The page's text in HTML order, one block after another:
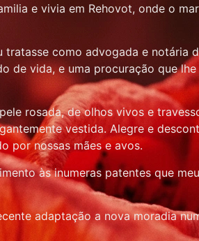
e vivia em Rehovot, onde o
como advogada e notária
de vida, e uma procuração que
rosada, de olhos vivos e
vestida. Alegre e
por nossas mães e avos.
às inumeras patentes que
adaptação a nova moradia